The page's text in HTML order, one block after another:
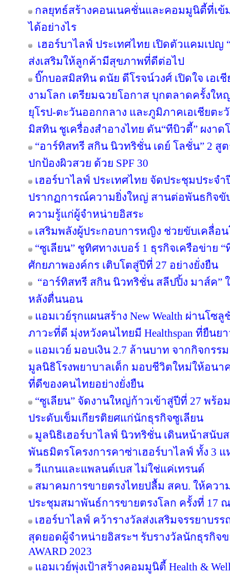
กลยุทธ์สร้างคอนเนคชั่นและคอมมูนิตี้ที่เข้
ได้อย่างไร
เฮอร์บาไลฟ์ ประเทศไทย เปิดตัวแคมเปญ
ส่งเสริมให้ลูกค้ามีสุขภาพที่ดีต่อไป
บิ๊กบอสมิสทิน ดนัย ดีโรจน์วงศ์ เปิดใจ เอเ
งามโลก เตรียมฉวยโอกาส บุกตลาดครั้งให
ยุโรป-ตะวันออกกลาง และภูมิภาคเอเชียตะ
มิสทิน ชูเครื่องสำอางไทย ดัน“ทีบิวตี้” ผงาด
“อาร์ทิสทรี สกิน นิวทริชั่น เดย์ โลชั่น” 2 สู
ปกป้องผิวสวย ด้วย SPF 30
เฮอร์บาไลฟ์ ประเทศไทย จัดประชุมประจำปี
ปรากฏการณ์ความยิ่งใหญ่ สานต่อพันธกิจขั
ความรู้แก่ผู้จำหน่ายอิสระ
เสริมพลังผู้ประกอบการหญิง ช่วยขับเคลื่อ
“ซูเลียน” ชูทิศทางเบอร์ 1 ธุรกิจเครือข่าย
ศักยภาพองค์กร เติบโตสู่ปีที่ 27 อย่างยั่งยืน
“อาร์ทิสทรี สกิน นิวทริชั่น สลีปปิ้ง มาส์ค”
หลังตื่นนอน
แอมเวย์รุกแผนสร้าง New Wealth ผ่านโ
ภาวะที่ดี มุ่งหวังคนไทยมี Healthspan ที่ยืนย
แอมเวย์ มอบเงิน 2.7 ล้านบาท จากกิจกรร
มูลนิธิโรงพยาบาลเด็ก มอบชีวิตใหม่ให้อน
ที่ดีของคนไทยอย่างยั่งยืน
“ซูเลียน” จัดงานใหญ่ก้าวเข้าสู่ปีที่ 27 พร้
ประดับเข็มเกียรติยศแก่นักธุรกิจซูเลียน
มูลนิธิเฮอร์บาไลฟ์ นิวทริชั่น เดินหน้าสนับ
พันธมิตรโครงการคาซ่าเฮอร์บาไลฟ์ ทั้ง 3 แ
วีแกนและแพลนต์เบส ไม่ใช่แค่เทรนด์
สมาคมการขายตรงไทยปลื้ม สคบ. ให้คว
ประชุมสมาพันธ์การขายตรงโลก ครั้งที่ 17
เฮอร์บาไลฟ์ คว้ารางวัลส่งเสริมจรรยาบร
สุดยอดผู้จำหน่ายอิสระฯ รับรางวัลนักธุรกิจข
AWARD 2023
แอมเวย์พุ่งเป้าสร้างคอมมูนิตี้ Health &